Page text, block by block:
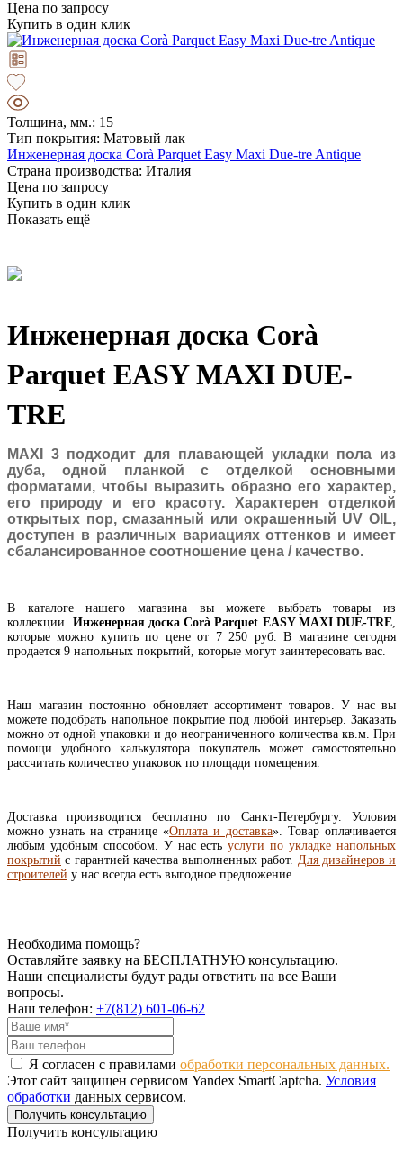
Цена по запросу
Купить в один клик
Толщина, мм.: 15
Тип покрытия: Матовый лак
Инженерная доска Corà Parquet Easy Maxi Due-tre Antique
Страна производства: Италия
Цена по запросу
Купить в один клик
Показать ещё
Инженерная доска Corà
Parquet EASY MAXI DUE-
TRE
MAXI 3 подходит для плавающей укладки пола из
дуба, одной планкой с отделкой основными
форматами, чтобы выразить образно его характер,
его природу и его красоту. Характерен отделкой
открытых пор, смазанный или окрашенный UV OIL,
доступен в различных вариациях оттенков и имеет
сбалансированное соотношение цена / качество.
В каталоге нашего магазина вы можете выбрать товары из
коллекции Инженерная доска Corà Parquet EASY MAXI DUE-TRE
которые можно купить по цене от 7 250 руб. В магазине сегодня
продается 9 напольных покрытий, которые могут заинтересовать вас.
Наш магазин постоянно обновляет ассортимент товаров. У нас вы
можете подобрать напольное покрытие под любой интерьер. Заказать
можно от одной упаковки и до неограниченного количества кв.м. При
помощи удобного калькулятора покупатель может самостоятельно
рассчитать количество упаковок по площади помещения.
Доставка производится бесплатно по Санкт-Петербургу. Условия
можно узнать на странице «Оплата и доставка». Товар оплачивается
любым удобным способом. У нас естьуслуги по укладке напольных
покрытий с гарантией качества выполненных работ. Для дизайнеров и
строителей у нас всегда есть выгодное предложение.
Необходима помощь?
Оставляйте заявку на БЕСПЛАТНУЮ консультацию.
Наши специалисты будут рады ответить на все Ваши
вопросы.
Наш телефон: +7(812) 601-06-62
Я согласен с правилами обработки персональных данных.
Этот сайт защищен сервисом Yandex SmartCaptcha. Условия
обработки данных сервисом.
Получить консультацию
Получить консультацию